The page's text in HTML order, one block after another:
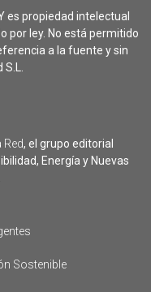
es propiedad intelectual
por ley. No está permitido
a la fuente y sin
S.L.
Red, el grupo editorial
Energía y Nuevas
Sostenible